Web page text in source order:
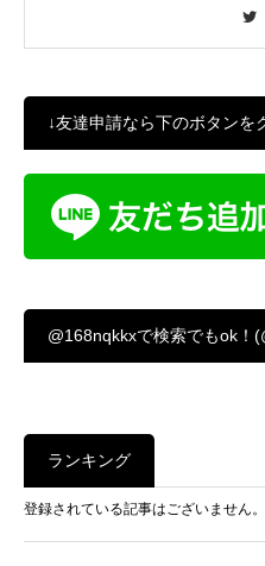
↓友達申請なら下のボタンを
@168nqkkxで検索でもok！
ランキング
登録されている記事はございません。